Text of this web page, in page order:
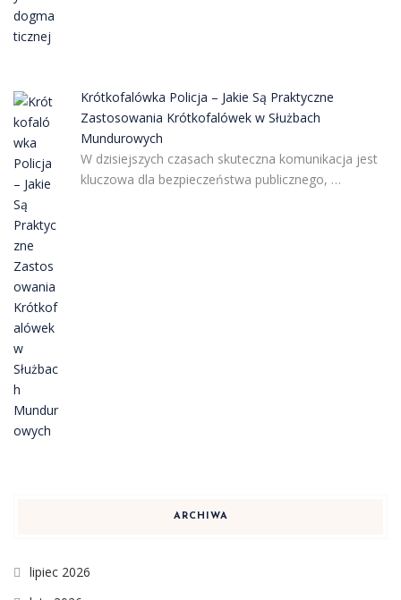
Krótkofalówka Policja – Jakie Są Praktyczne
Zastosowania Krótkofalówek w Służbach
Mundurowych
W dzisiejszych czasach skuteczna komunikacja jest
kluczowa dla bezpieczeństwa publicznego, …
ARCHIWA
lipiec 2026